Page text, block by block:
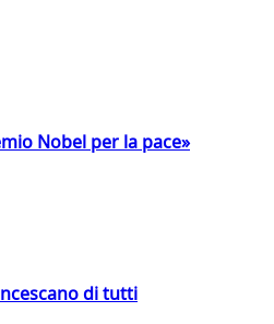
Nobel per la pace»
di tutti